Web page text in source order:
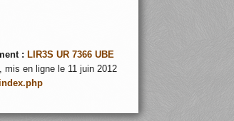
: LIR3S UR 7366 UBE
en ligne le 11 juin 2012